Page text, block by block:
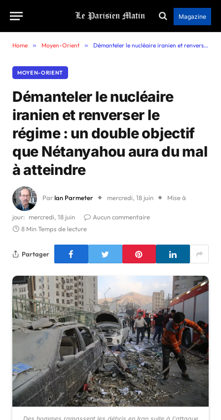
Magazine
Home » Moyen-Orient » Démanteler le nucléaire iranien et renverser le régime : un double objectif que Nétanyahou aura du mal à atteindre
MOYEN-ORIENT
Démanteler le nucléaire
iranien et renverser le
régime : un double objectif
que Nétanyahou aura du mal
à atteindre
Par Ian Parmeter mercredi, 18 juin Mise à
jour: mercredi, 18 juin
Aucun commentaire
8 Min Temps de lecture
Partager